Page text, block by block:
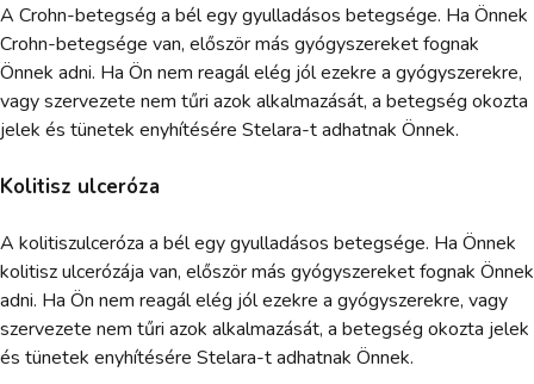
A Crohn-betegség a bél egy gyulladásos betegsége. Ha Önnek
Crohn-betegsége van, először más gyógyszereket fognak
Önnek adni. Ha Ön nem reagál elég jól ezekre a gyógyszerekre,
vagy szervezete nem tűri azok alkalmazását, a betegség okozta
jelek és tünetek enyhítésére Stelara-t adhatnak Önnek.
Kolitisz ulceróza
A kolitiszulceróza a bél egy gyulladásos betegsége. Ha Önnek
kolitisz ulcerózája van, először más gyógyszereket fognak Önnek
adni. Ha Ön nem reagál elég jól ezekre a gyógyszerekre, vagy
szervezete nem tűri azok alkalmazását, a betegség okozta jelek
és tünetek enyhítésére Stelara-t adhatnak Önnek.